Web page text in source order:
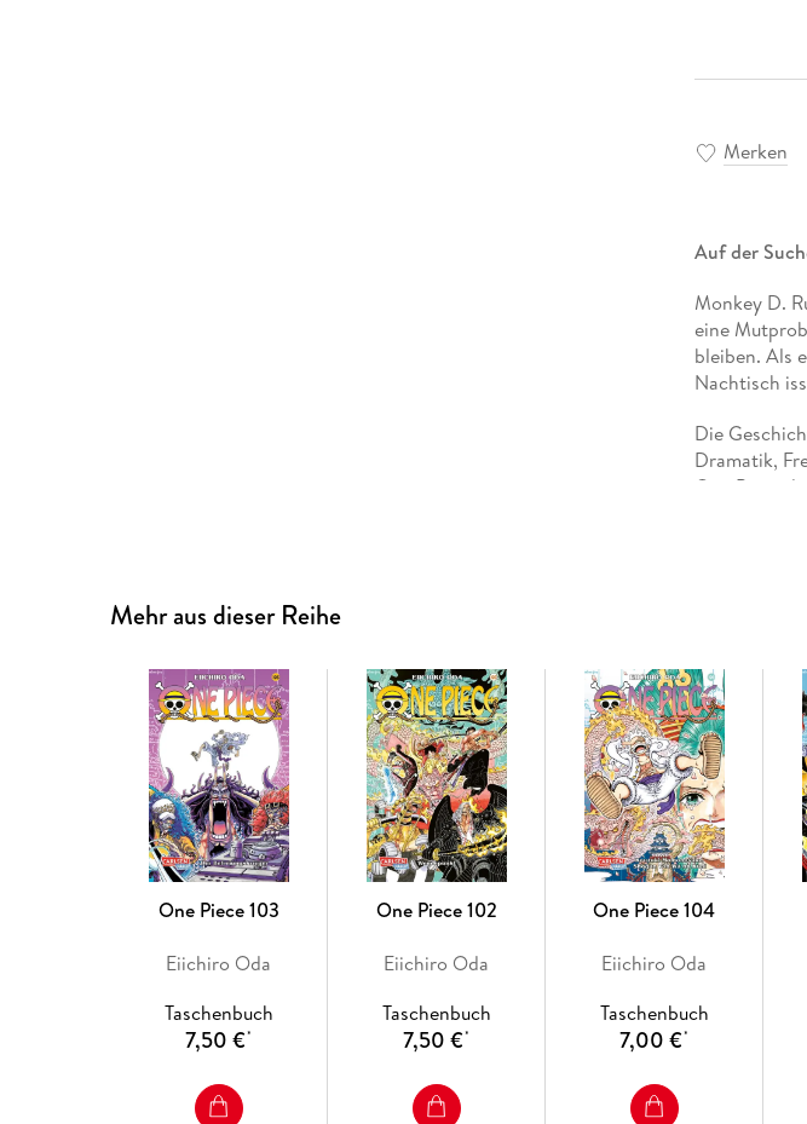
Merken
Auf der
Monkey D.
eine
bleiben. Als
Nachtisch
Die
Dramatik,
One Piece
Tolle
Mehr aus dieser Reihe
One Piece 103
Eiichiro Oda
Taschenbuch
7,50 €*
One Piece 102
Eiichiro Oda
Taschenbuch
7,50 €*
One Piece 104
Eiichiro Oda
Taschenbuch
7,00 €*